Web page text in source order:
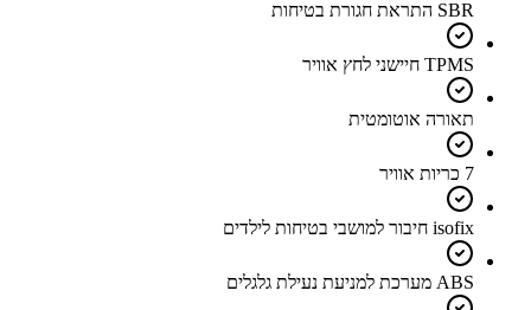
SBR התראת חגורת בטיחות
TPMS חיישני לחץ אוויר
תאורה אוטומטית
7 כריות אוויר
isofix חיבור למושבי בטיחות לילדים
ABS מערכת למניעת נעילת גלגלים